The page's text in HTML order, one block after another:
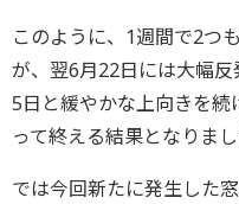
このように、1週間で2つ
が、翌6月22日には大幅
5日と緩やかな上向きを
って終える結果となりまし
では今回新たに発生した